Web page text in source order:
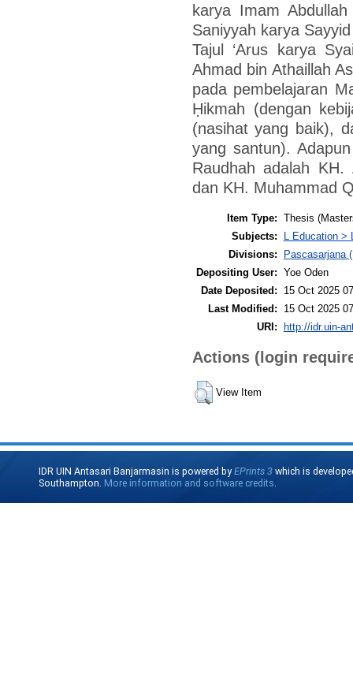
karya Imam
Saniyyah karya
Tajul ‘Arus karya
Ahmad bin Athaillah
pada pembelajaran
Ḥikmah (dengan
(nasihat yang baik),
yang santun).
Raudhah adalah
dan KH. Muhammad
Item Type: Thesis
Subjects:
L Education >
Divisions:
Pascasarjana
Depositing User: Yoe Oden
Date Deposited:
15 Oct 2025
Last Modified:
15 Oct 2025
URI: http://idr.uin-
Actions (login
View Item
IDR UIN Antasari Banjarmasin is powered byEPrints 3 which is
Southampton. More information and software credits.